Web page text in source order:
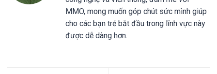
MMO, mong muốn góp chút sức mình giúp
cho các bạn trẻ bắt đầu trong lĩnh vực này
được dễ dàng hơn.